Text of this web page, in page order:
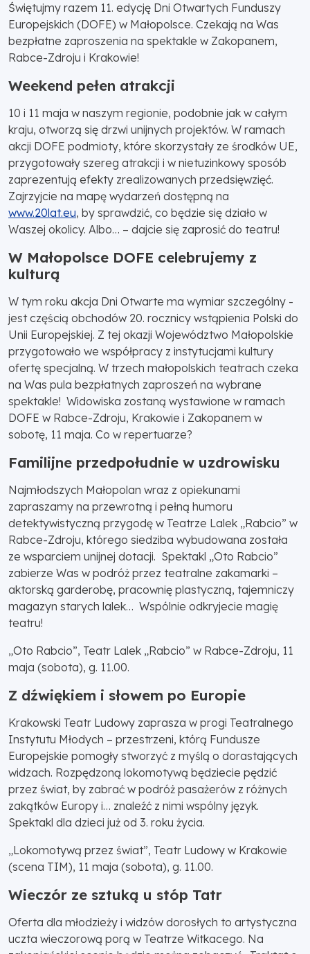
Świętujmy razem 11. edycję Dni Otwartych Funduszy
Europejskich (DOFE) w Małopolsce. Czekają na Was
bezpłatne zaproszenia na spektakle w Zakopanem,
Rabce-Zdroju i Krakowie!
Weekend pełen atrakcji
10 i 11 maja w naszym regionie, podobnie jak w całym
kraju, otworzą się drzwi unijnych projektów. W ramach
akcji DOFE podmioty, które skorzystały ze środków UE,
przygotowały szereg atrakcji i w nietuzinkowy sposób
zaprezentują efekty zrealizowanych przedsięwzięć.
Zajrzyjcie na mapę wydarzeń dostępną na
www.20lat.eu, by sprawdzić, co będzie się działo w
Waszej okolicy. Albo… – dajcie się zaprosić do teatru!
W Małopolsce DOFE celebrujemy z
kulturą
W tym roku akcja Dni Otwarte ma wymiar szczególny -
jest częścią obchodów 20. rocznicy wstąpienia Polski do
Unii Europejskiej. Z tej okazji Województwo Małopolskie
przygotowało we współpracy z instytucjami kultury
ofertę specjalną. W trzech małopolskich teatrach czeka
na Was pula bezpłatnych zaproszeń na wybrane
spektakle! Widowiska zostaną wystawione w ramach
DOFE w Rabce-Zdroju, Krakowie i Zakopanem w
sobotę, 11 maja. Co w repertuarze?
Familijne przedpołudnie w uzdrowisku
Najmłodszych Małopolan wraz z opiekunami
zapraszamy na przewrotną i pełną humoru
detektywistyczną przygodę w Teatrze Lalek „Rabcio” w
Rabce-Zdroju, którego siedziba wybudowana została
ze wsparciem unijnej dotacji. Spektakl „Oto Rabcio”
zabierze Was w podróż przez teatralne zakamarki –
aktorską garderobę, pracownię plastyczną, tajemniczy
magazyn starych lalek… Wspólnie odkryjecie magię
teatru!
„Oto Rabcio”, Teatr Lalek „Rabcio” w Rabce-Zdroju, 11
maja (sobota), g. 11.00.
Z dźwiękiem i słowem po Europie
Krakowski Teatr Ludowy zaprasza w progi Teatralnego
Instytutu Młodych – przestrzeni, którą Fundusze
Europejskie pomogły stworzyć z myślą o dorastających
widzach. Rozpędzoną lokomotywą będziecie pędzić
przez świat, by zabrać w podróż pasażerów z różnych
zakątków Europy i… znaleźć z nimi wspólny język.
Spektakl dla dzieci już od 3. roku życia.
„Lokomotywą przez świat”, Teatr Ludowy w Krakowie
(scena TIM), 11 maja (sobota), g. 11.00.
Wieczór ze sztuką u stóp Tatr
Oferta dla młodzieży i widzów dorosłych to artystyczna
uczta wieczorową porą w Teatrze Witkacego. Na